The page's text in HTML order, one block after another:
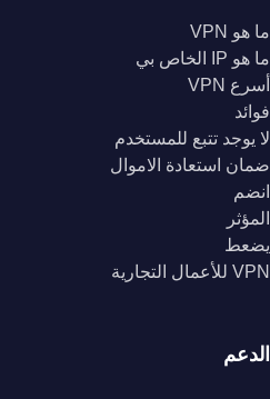
ما هو VPN
ما هو IP الخاص بي
أسرع VPN
فوائد
لا يوجد تتبع للمستخدم
ضمان استعادة الاموال
انضم
المؤثر
يضعط
VPN للأعمال التجارية
الدعم